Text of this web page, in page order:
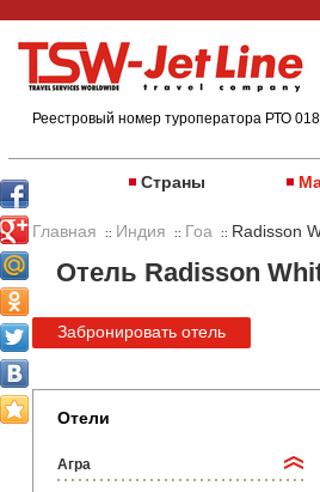
Реестровый номер туроператора РТО
Страны
Главная :: Индия :: Гоа :: Radisson
Отель Radisson
Забронировать отель
Отели
Агра